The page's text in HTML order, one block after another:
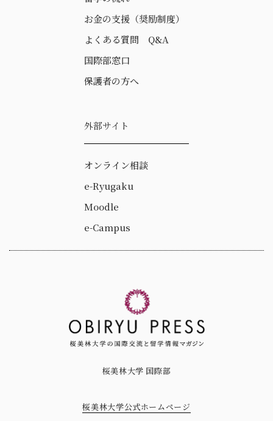
お金の支援（奨励制度）
よくある質問 Q&A
国際部窓口
保護者の方へ
外部サイト
オンライン相談
e-Ryugaku
Moodle
e-Campus
桜美林大学 国際部
桜美林大学公式ホームページ